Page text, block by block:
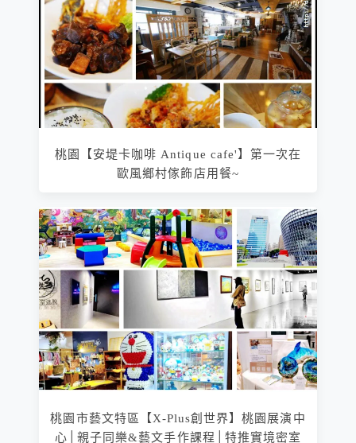
桃園【安堤卡咖啡 Antique cafe'】第一次在
歐風鄉村傢飾店用餐~
桃園市藝文特區【X-Plus創世界】桃園展演中
心│親子同樂&藝文手作課程│特推實境密室